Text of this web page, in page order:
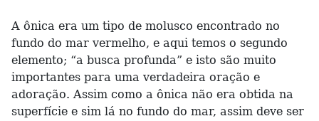
A ônica era um tipo de molusco encontrado no
fundo do mar vermelho, e aqui temos o segundo
elemento; “a busca profunda” e isto são muito
importantes para uma verdadeira oração e
adoração. Assim como a ônica não era obtida na
superfície e sim lá no fundo do mar, assim deve ser